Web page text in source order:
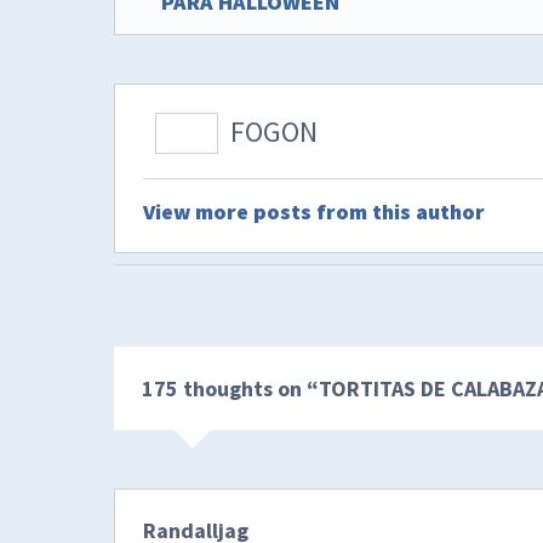
FOGON
View more posts from this author
175 thoughts on “TORTITAS DE
Randalljag